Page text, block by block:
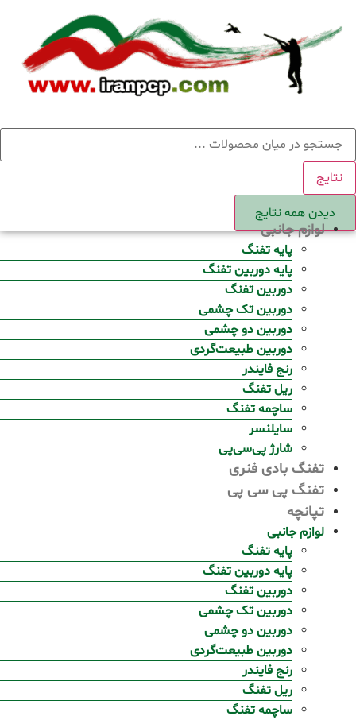
content
جستجو
.
نتایج
دیدن همه نتایج
لوازم جانبی
پایه تفنگ
پایه دوربین تفنگ
دوربین تفنگ
دوربین تک چشمی
دوربین دو چشمی
دوربین طبیعت‌گردی
رنج فایندر
ریل تفنگ
ساچمه تفنگ
سایلنسر
شارژ پی‌سی‌پی
تفنگ بادی فنری
تفنگ پی سی پی
تپانچه
لوازم جانبی
پایه تفنگ
پایه دوربین تفنگ
دوربین تفنگ
دوربین تک چشمی
دوربین دو چشمی
دوربین طبیعت‌گردی
رنج فایندر
ریل تفنگ
ساچمه تفنگ